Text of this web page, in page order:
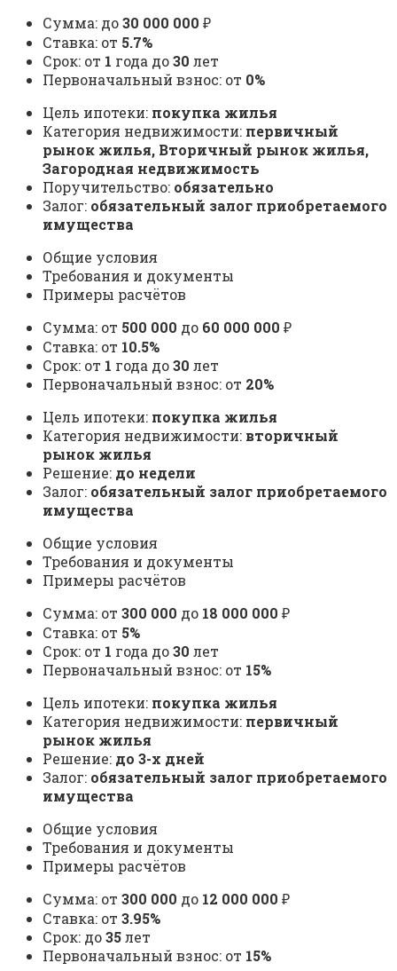
Сумма: до30 000 000 ₽
Ставка: от 5.7%
Срок: от 1 года до30 лет
Первоначальный взнос: от 0%
Цель ипотеки: покупка жилья
Категория недвижимости: первичный
рынок жилья, Вторичный рынок жилья,
Загородная недвижимость
Поручительство: обязательно
Залог: обязательный залог приобретаемого
имущества
Общие условия
Требования и документы
Примеры расчётов
Сумма: от 500 000 до 60 000 000 ₽
Ставка: от 10.5%
Срок: от 1 года до30 лет
Первоначальный взнос: от 20%
Цель ипотеки: покупка жилья
Категория недвижимости: вторичный
рынок жилья
Решение: до недели
Залог: обязательный залог приобретаемого
имущества
Общие условия
Требования и документы
Примеры расчётов
Сумма: от 300 000 до 18 000 000 ₽
Ставка: от 5%
Срок: от 1 года до30 лет
Первоначальный взнос: от 15%
Цель ипотеки: покупка жилья
Категория недвижимости: первичный
рынок жилья
Решение: до 3-х дней
Залог: обязательный залог приобретаемого
имущества
Общие условия
Требования и документы
Примеры расчётов
Сумма: от 300 000 до 12 000 000 ₽
Ставка: от 3.95%
Срок: до35лет
Первоначальный взнос: от 15%